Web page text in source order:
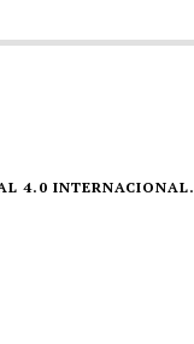
4.0 INTERNACIONAL.